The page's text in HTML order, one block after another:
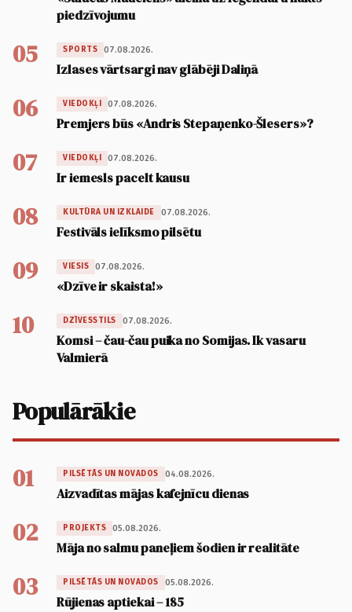
piedzīvojumu
05 SPORTS 07.08.2026.
Izlases vārtsargi nav glābēji Daliņā
06 VIEDOKĻI 07.08.2026.
Premjers būs «Andris Stepaņenko-Šlesers»?
07 VIEDOKĻI 07.08.2026.
Ir iemesls pacelt kausu
08 KULTŪRA UN IZKLAIDE 07.08.2026.
Festivāls ielīksmo pilsētu
09 VIESIS 07.08.2026.
«Dzīve ir skaista!»
10 DZĪVESSTILS 07.08.2026.
Komsi – čau-čau puika no Somijas. Ik vasaru
Valmierā
Populārākie
01 PILSĒTĀS UN NOVADOS 04.08.2026.
Aizvadītas mājas kafejnīcu dienas
02 PROJEKTS 05.08.2026.
Māja no salmu paneļiem šodien ir realitāte
03 PILSĒTĀS UN NOVADOS 05.08.2026.
Rūjienas aptiekai – 185